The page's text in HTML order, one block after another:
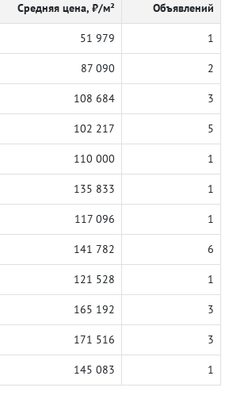
Средняя цена, ₽/м² Объявлений
51 979 1
87 090 2
108 684 3
102 217 5
110 000 1
135 833 1
117 096 1
141 782 6
121 528 1
165 192 3
171 516 3
145 083 1